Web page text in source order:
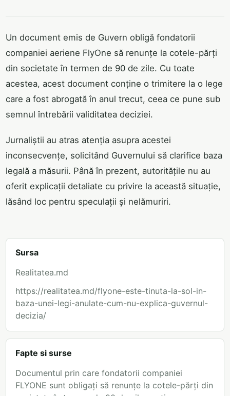
Un document emis de Guvern obligă fondatorii
companiei aeriene FlyOne să renunțe la cotele-părți
din societate în termen de 90 de zile. Cu toate
acestea, acest document conține o trimitere la o lege
care a fost abrogată în anul trecut, ceea ce pune sub
semnul întrebării validitatea deciziei.
Jurnaliștii au atras atenția asupra acestei
inconsecvențe, solicitând Guvernului să clarifice baza
legală a măsurii. Până în prezent, autoritățile nu au
oferit explicații detaliate cu privire la această situație,
lăsând loc pentru speculații și nelămuriri.
Sursa
Realitatea.md
https://realitatea.md/flyone-este-tinuta-la-sol-in-
baza-unei-legi-anulate-cum-nu-explica-guvernul-
decizia/
Fapte si surse
Documentul prin care fondatorii companiei
FLYONE sunt obligați să renunțe la cotele-părți din